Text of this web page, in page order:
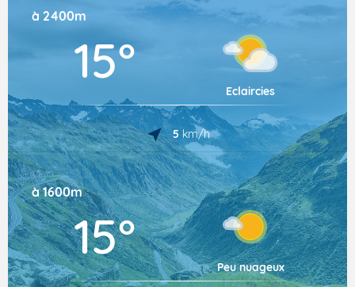
à 2400m
15°
Eclaircies
5 km/h
à 1600m
15°
Peu nuageux